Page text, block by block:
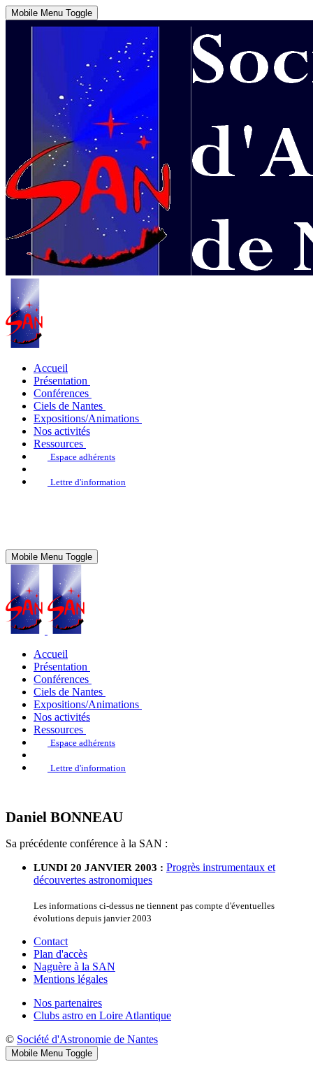
Mobile Menu Toggle
Accueil
Présentation
Conférences
Ciels de Nantes
Expositions/Animations
Nos activités
Ressources
Espace adhérents
Lettre d'information
Mobile Menu Toggle
Accueil
Présentation
Conférences
Ciels de Nantes
Expositions/Animations
Nos activités
Ressources
Espace adhérents
Lettre d'information
Daniel BONNEAU
Sa précédente conférence à la SAN :
LUNDI 20 JANVIER 2003 : Progrès instrumentaux et
découvertes astronomiques
Les informations ci-dessus ne tiennent pas compte d'éventuelles
évolutions depuis janvier 2003
Contact
Plan d'accès
Naguère à la SAN
Mentions légales
Nos partenaires
Clubs astro en Loire Atlantique
© Société d'Astronomie de Nantes
Mobile Menu Toggle